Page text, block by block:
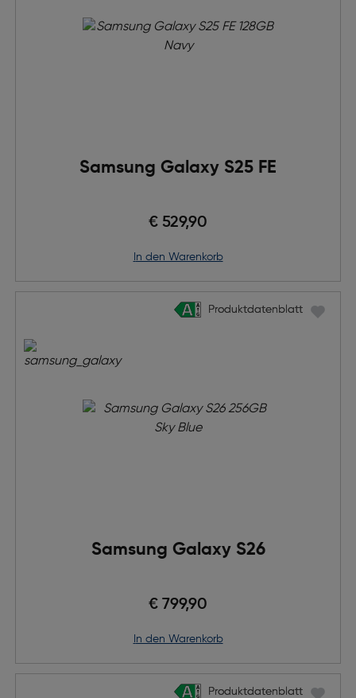
Samsung Galaxy S25 FE
€ 529,90
in den Warenkorb
Produktdatenblatt
Samsung Galaxy S26
€ 799,90
Produktdatenblatt
in den Warenkorb
Produktdatenblatt
Produktdatenblatt